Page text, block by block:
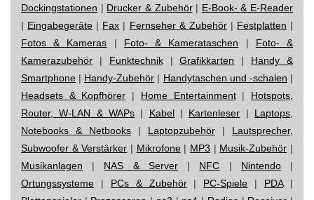
Dockingstationen | Drucker & Zubehör| E-Book- & E-Reader
| Eingabegeräte | Fax | Fernseher & Zubehör| Festplatten |
Fotos & Kameras | Foto- & Kamerataschen | Foto- &
Kamerazubehör | Funktechnik|Grafikkarten | Handy &
Smartphone | Handy-Zubehör | Handytaschen und -schalen |
Headsets & Kopfhörer | Home Entertainment| Hotspots,
Router, W-LAN & WAPs | Kabel| Kartenleser | Laptops,
Notebooks & Netbooks | Laptopzubehör | Lautsprecher,
Subwoofer & Verstärker | Mikrofone| MP3 | Musik-Zubehör |
Musikanlagen | NAS & Server| NFC | Nintendo|
Ortungssysteme | PCs & Zubehör| PC-Spiele | PDA|